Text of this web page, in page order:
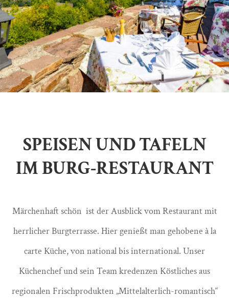
SPEISEN UND TAFELN
IM BURG-RESTAURANT
Märchenhaft schön ist der Ausblick vom Restaurant mit
herrlicher Burgterrasse. Hier genießt man gehobene à la
carte Küche, von national bis international. Unser
Küchenchef und sein Team kredenzen Köstliches aus
regionalen Frischprodukten „Mittelalterlich-romantisch“